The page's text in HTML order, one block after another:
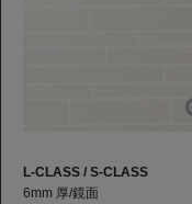
L-CLASS / S-CLASS
6mm 厚/鏡面